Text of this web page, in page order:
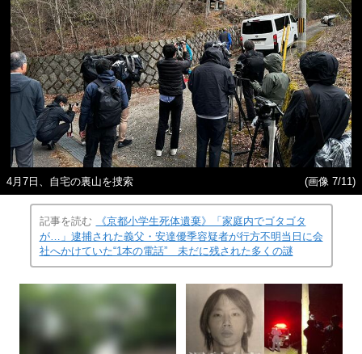
4月7日、自宅の裏山を捜索 (画像 7/11)
記事を読む
《京都小学生死体遺棄》「家庭内でゴタゴタ
が…」逮捕された義父・安達優季容疑者が行方不明当日に会
社へかけていた“1本の電話” 未だに残された多くの謎